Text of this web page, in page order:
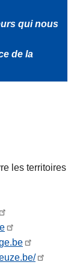
qui nous
de la
les territoires